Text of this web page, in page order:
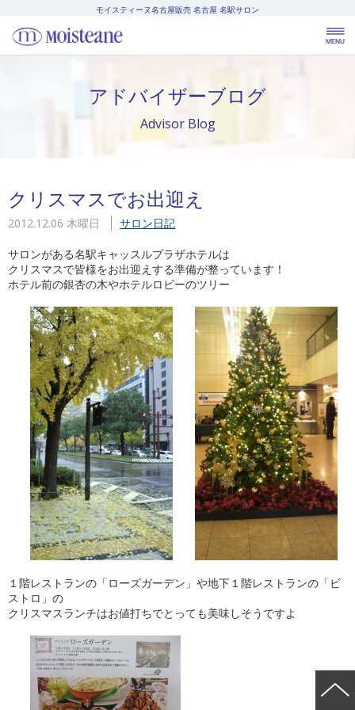
モイスティーヌ名古屋販売 名古屋 名駅サロン
アドバイザーブログ
Advisor Blog
クリスマスでお出迎え
2012.12.06 木曜日 サロン日記
サロンがある名駅キャッスルプラザホテルは
クリスマスで皆様をお出迎えする準備が整っています！
ホテル前の銀杏の木やホテルロビーのツリー
１階レストランの「ローズガーデン」や地下１階レストランの「ビ
ストロ」の
クリスマスランチはお値打ちでとっても美味しそうですよ